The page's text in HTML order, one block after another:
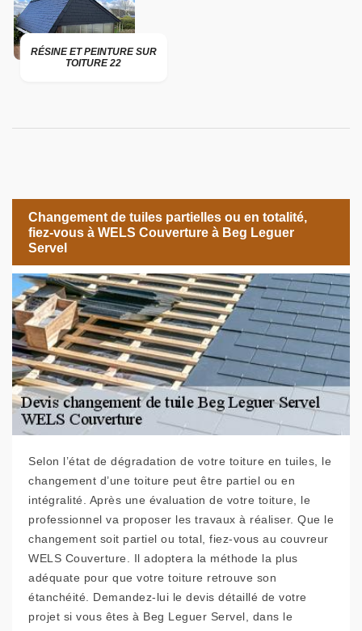
RÉSINE ET PEINTURE SUR
TOITURE 22
Changement de tuiles partielles ou en totalité,
fiez-vous à WELS Couverture à Beg Leguer
Servel
Selon l’état de dégradation de votre toiture en tuiles, le
changement d’une toiture peut être partiel ou en
intégralité. Après une évaluation de votre toiture, le
professionnel va proposer les travaux à réaliser. Que le
changement soit partiel ou total, fiez-vous au couvreur
WELS Couverture. Il adoptera la méthode la plus
adéquate pour que votre toiture retrouve son
étanchéité. Demandez-lui le devis détaillé de votre
projet si vous êtes à Beg Leguer Servel, dans le